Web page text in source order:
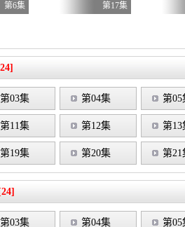
第6集 第17集
第03集 第04集 第05
第11集 第12集 第13
第19集 第20集 第21
[24]
第03集 第04集 第05